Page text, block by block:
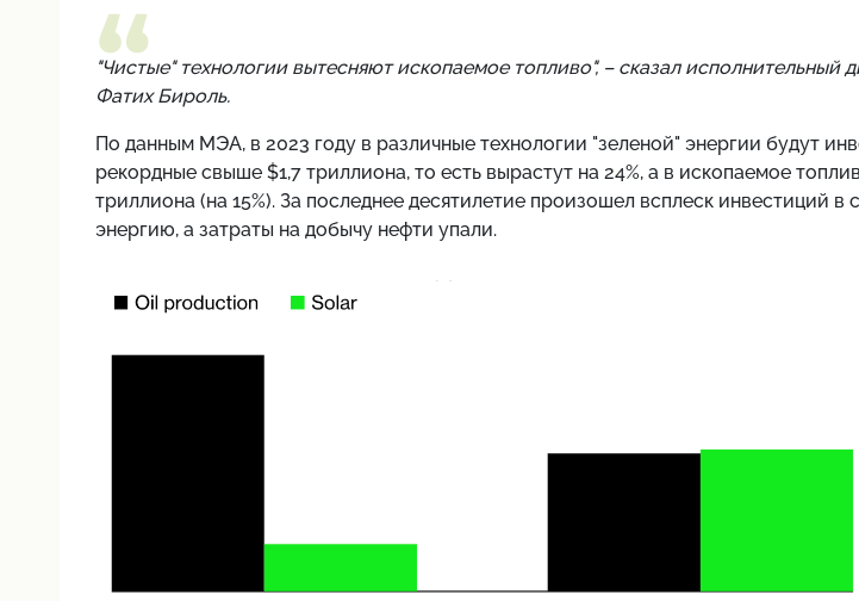
"Чистые" технологии вытесняют ископаемое топливо", – сказал исполнительный
Фатих Бироль.
По данным МЭА, в 2023 году в различные технологии "зеленой" энергии будут
рекордные свыше $1,7 триллиона, то есть вырастут на 24%, а в ископаемое
триллиона (на 15%). За последнее десятилетие произошел всплеск инвестиций в
энергию, а затраты на добычу нефти упали.